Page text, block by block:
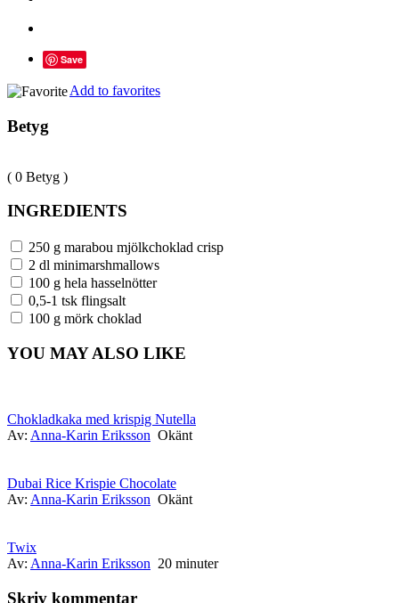
Save
Add to favorites
Betyg
( 0 Betyg )
INGREDIENTS
250 g marabou mjölkchoklad crisp
2 dl minimarshmallows
100 g hela hasselnötter
0,5-1 tsk flingsalt
100 g mörk choklad
YOU MAY ALSO LIKE
Chokladkaka med krispig Nutella
Av: Anna-Karin Eriksson Okänt
Dubai Rice Krispie Chocolate
Av: Anna-Karin Eriksson Okänt
Twix
Av: Anna-Karin Eriksson 20 minuter
Skriv kommentar